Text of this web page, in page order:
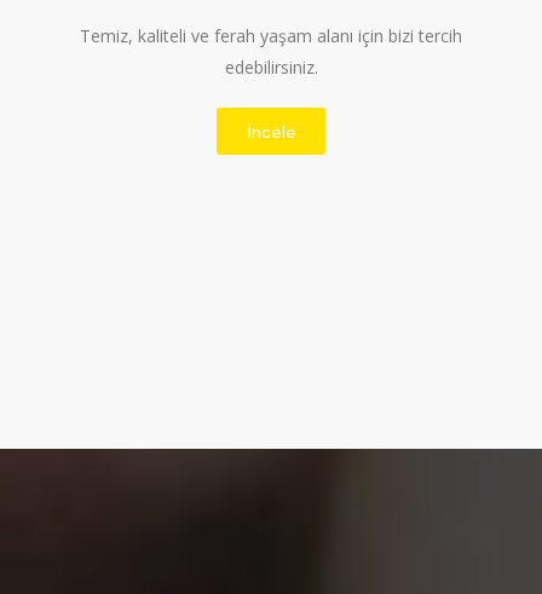
Temiz, kaliteli ve ferah yaşam alanı için bizi tercih
edebilirsiniz.
İncele